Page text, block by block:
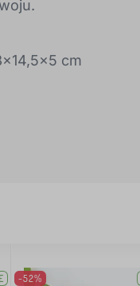
cm
-52%